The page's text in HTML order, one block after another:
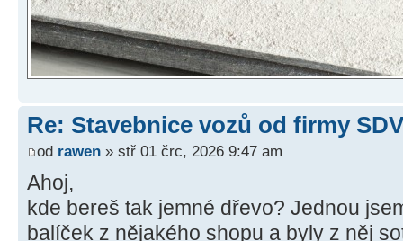
Re: Stavebnice vozů od firmy
od rawen » stř 01 črc, 2026 9:47 am
Ahoj,
kde bereš tak jemné dřevo? Jednou
balíček z nějakého shopu a byly z něj